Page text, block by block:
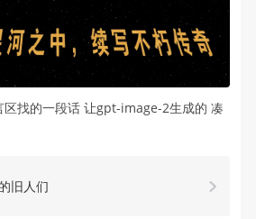
区找的一段话 让gpt-image-2生成的 凑
旧人们